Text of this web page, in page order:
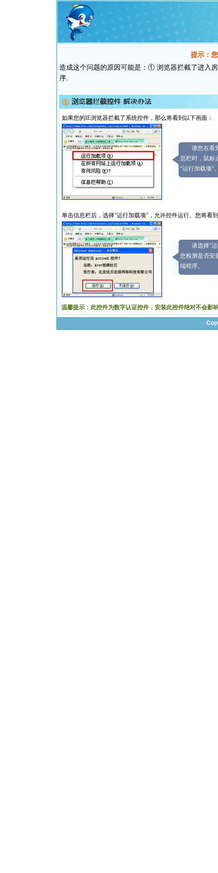
提示：
造成这个问题的原因可能是：① 浏览器拦截了进入
序.
如果您的IE浏览器拦截了系统控件，那么将看到以下画面：
请您在看
息栏时，鼠标
“运行加载项”
单击信息栏后，选择“运行加载项”，允许控件运行。您将看
请选择“
您检测是否安
端程序。
温馨提示：此控件为数字认证控件，安装此控件绝对不会影